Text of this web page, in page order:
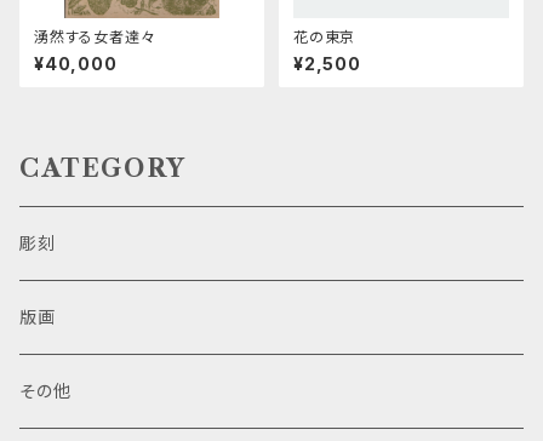
湧然する女者達々
¥40,000
花の東京
¥2,500
CATEGORY
彫刻
版画
その他